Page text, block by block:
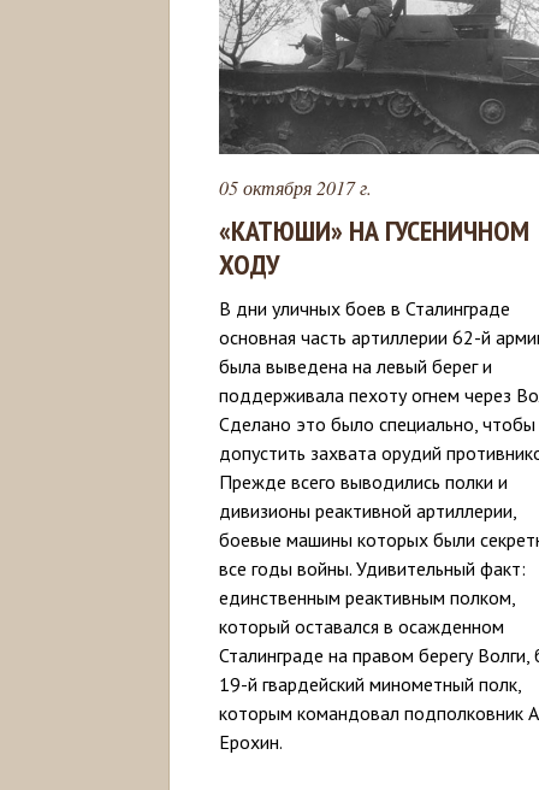
05 октября 2017 г.
«КАТЮШИ» НА ГУСЕНИЧНОМ
ХОДУ
В дни уличных боев в Сталинграде
основная часть артиллерии 62-й
была выведена на левый берег и
поддерживала пехоту огнем через
Сделано это было специально, чтобы
допустить захвата орудий
Прежде всего выводились полки и
дивизионы реактивной артиллерии,
боевые машины которых были
все годы войны. Удивительный факт:
единственным реактивным полком,
который оставался в осажденном
Сталинграде на правом берегу Волги,
19-й гвардейский минометный полк,
которым командовал подполковник
Ерохин.